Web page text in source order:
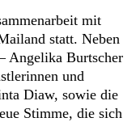
mit
statt. Neben
Angelika Burtscher
und
Diaw, sowie die
Stimme, die sich